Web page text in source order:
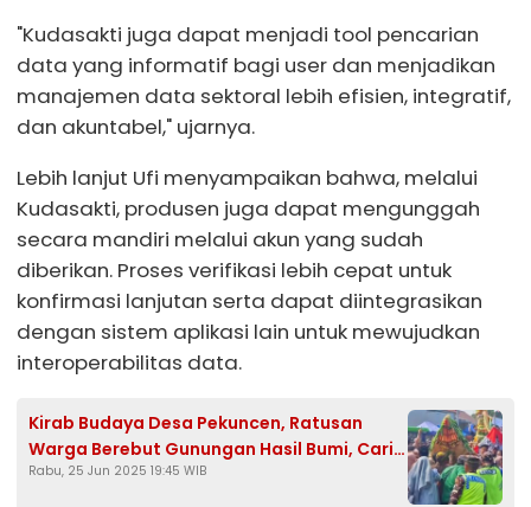
"Kudasakti juga dapat menjadi tool pencarian
data yang informatif bagi user dan menjadikan
manajemen data sektoral lebih efisien, integratif,
dan akuntabel," ujarnya.
Lebih lanjut Ufi menyampaikan bahwa, melalui
Kudasakti, produsen juga dapat mengunggah
secara mandiri melalui akun yang sudah
diberikan. Proses verifikasi lebih cepat untuk
konfirmasi lanjutan serta dapat diintegrasikan
dengan sistem aplikasi lain untuk mewujudkan
interoperabilitas data.
Kirab Budaya Desa Pekuncen, Ratusan
Warga Berebut Gunungan Hasil Bumi, Cari
Keberkahan
Rabu, 25 Jun 2025 19:45 WIB